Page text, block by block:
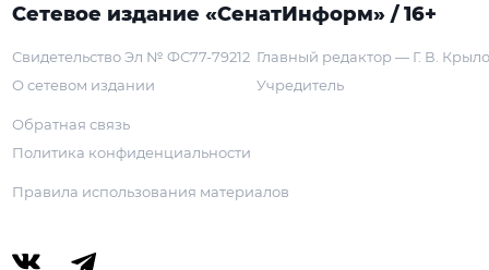
Сетевое издание «СенатИнформ» / 16+
Свидетельство Эл № ФС77-79212
О сетевом издании
Главный редактор — Г. В.
Учредитель
Обратная связь
Политика конфиденциальности
Правила использования материалов